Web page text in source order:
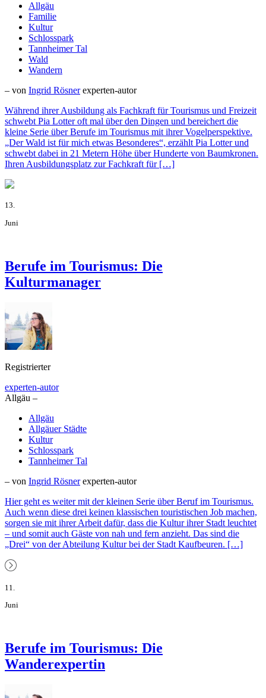
Allgäu
Familie
Kultur
Schlosspark
Tannheimer Tal
Wald
Wandern
– von Ingrid Rösner experten-autor
Während ihrer Ausbildung als Fachkraft für Tourismus und Freizeit
schwebt Pia Lotter oft mal über den Dingen und bereichert die
kleine Serie über Berufe im Tourismus mit ihrer Vogelperspektive.
„Der Wald ist für mich etwas Besonderes“, erzählt Pia Lotter und
schwebt dabei in 21 Metern Höhe über Hunderte von Baumkronen.
Ihren Ausbildungsplatz zur Fachkraft für […]
13.
Juni
Berufe im Tourismus: Die
Kulturmanager
Registrierter
experten-autor
Allgäu –
Allgäu
Allgäuer Städte
Kultur
Schlosspark
Tannheimer Tal
– von Ingrid Rösner experten-autor
Hier geht es weiter mit der kleinen Serie über Beruf im Tourismus.
Auch wenn diese drei keinen klassischen touristischen Job machen,
sorgen sie mit ihrer Arbeit dafür, dass die Kultur ihrer Stadt leuchtet
– und somit auch Gäste von nah und fern anzieht. Das sind die
„Drei“ von der Abteilung Kultur bei der Stadt Kaufbeuren. […]
11.
Juni
Berufe im Tourismus: Die
Wanderexpertin